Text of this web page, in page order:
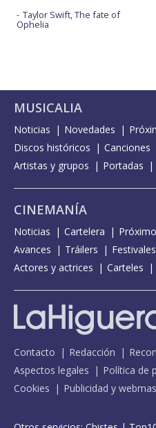
Taylor Swift, The fate of
Ophelia
MUSICALIA
Noticias Novedades
Discos históricos
Canciones
Artistas y grupos
Portadas
CINEMANÍA
Noticias Cartelera
Avances
Tráilers
Actores y actrices
Carteles
Contacto Redacción
Aspectos legales
Política de
Cookies
Publicidad y